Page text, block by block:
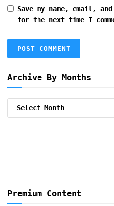
Save my name, email,
for the next time I
Archive By Months
Premium Content